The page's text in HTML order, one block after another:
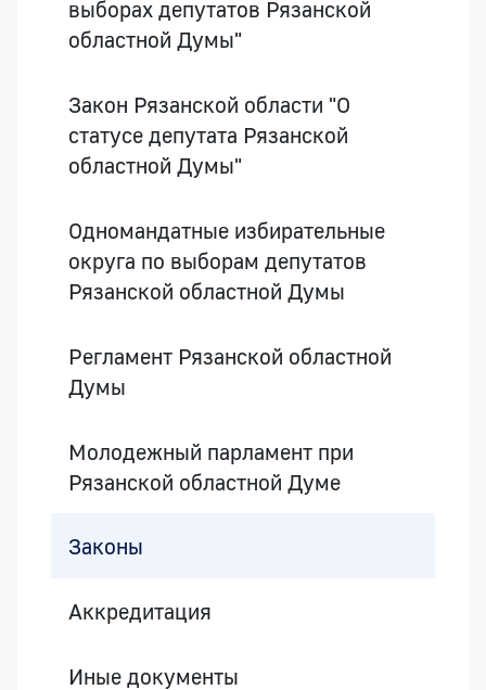
выборах депутатов Рязанской
областной Думы"
Закон Рязанской области "О
статусе депутата Рязанской
областной Думы"
Одномандатные избирательные
округа по выборам депутатов
Рязанской областной Думы
Регламент Рязанской областной
Думы
Молодежный парламент при
Рязанской областной Думе
Законы
Аккредитация
Иные документы